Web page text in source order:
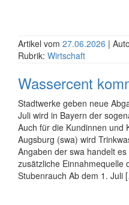
Artikel vom 27.06.2026 |
Rubrik: Wirtschaft
Wassercent
Stadtwerke geben neue
Juli wird in Bayern der
Auch für die Kundinnen und
Augsburg (swa) wird
Angaben der swa handelt
zusätz­liche Einnahme­quelle
Stubenrauch Ab dem 1. Juli